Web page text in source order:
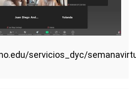
servicios_dyc/